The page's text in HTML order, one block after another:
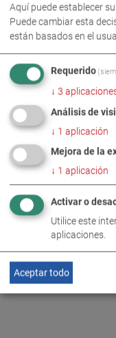
MEDIDOR
Aquí puede establecer
Puede cambiar esta
están basados en el
Requerido
↓ 3
Análisis de
↓ 1 aplicación
Mejora de la
↓ 1 aplicación
Activar o
Utilice este
aplicaciones.
Aceptar todo